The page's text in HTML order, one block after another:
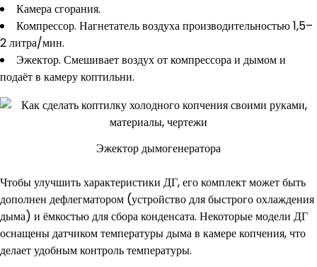
Камера сгорания.
Компрессор. Нагнетатель воздуха производительностью 1,5–
2 литра/мин.
Эжектор. Смешивает воздух от компрессора и дымом и
подаёт в камеру коптильни.
Эжектор дымогенератора
Чтобы улучшить характеристики ДГ, его комплект может быть
дополнен дефлегматором (устройство для быстрого охлаждения
дыма) и ёмкостью для сбора конденсата. Некоторые модели ДГ
оснащены датчиком температуры дыма в камере копчения, что
делает удобным контроль температуры.